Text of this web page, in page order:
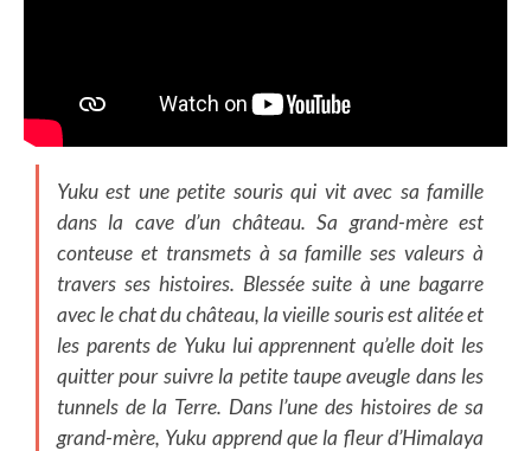
Yuku est une petite souris qui vit avec sa famille
dans la cave d’un château. Sa grand-mère est
conteuse et transmets à sa famille ses valeurs à
travers ses histoires. Blessée suite à une bagarre
avec le chat du château, la vieille souris est alitée et
les parents de Yuku lui apprennent qu’elle doit les
quitter pour suivre la petite taupe aveugle dans les
tunnels de la Terre. Dans l’une des histoires de sa
grand-mère, Yuku apprend que la fleur d’Himalaya